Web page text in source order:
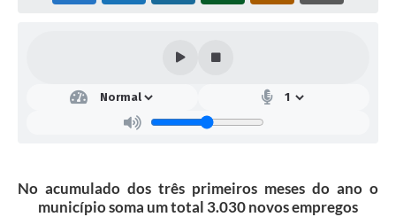
No acumulado dos três primeiros meses do ano o
município soma um total 3.030 novos empregos